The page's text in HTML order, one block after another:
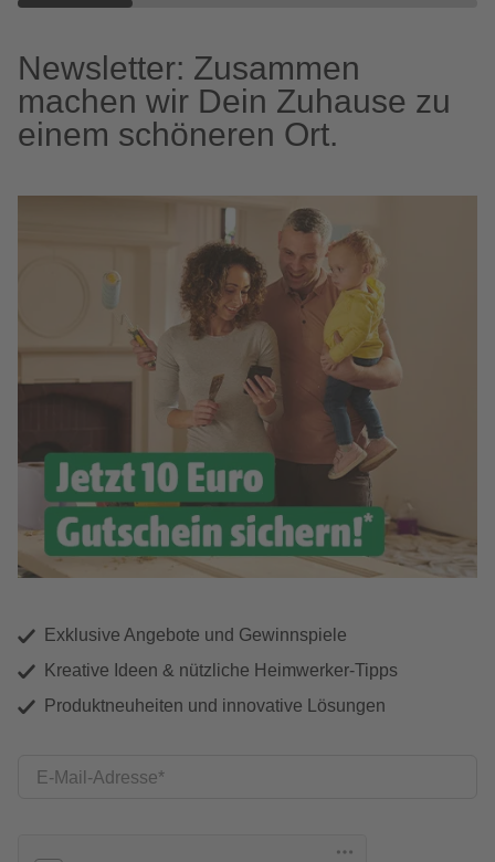
Newsletter: Zusammen
machen wir Dein Zuhause zu
einem schöneren Ort.
Exklusive Angebote und Gewinnspiele
Kreative Ideen & nützliche Heimwerker-Tipps
Produktneuheiten und innovative Lösungen
E-Mail-Adresse